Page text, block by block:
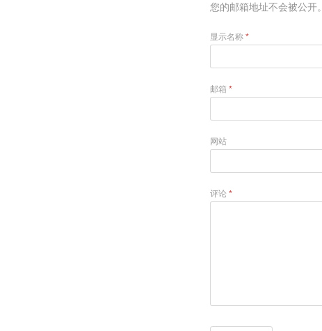
您的邮箱地址不会被公开。
显示名称 *
邮箱 *
网站
评论 *